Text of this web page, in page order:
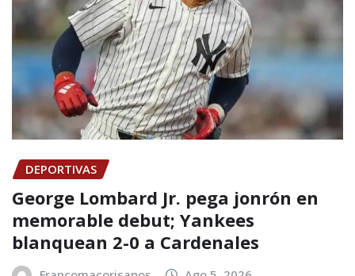
DEPORTIVAS
George Lombard Jr. pega jonrón en
memorable debut; Yankees
blanquean 2-0 a Cardenales